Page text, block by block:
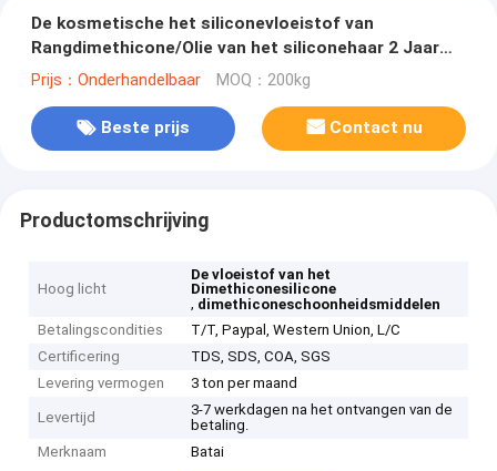
De kosmetische het siliconevloeistof van
Rangdimethicone/Olie van het siliconehaar 2 Jaar
Houdbaarheid
Prijs：Onderhandelbaar MOQ：200kg
Beste prijs Contact nu
Productomschrijving
Hoog licht
De vloeistof van het
Dimethiconesilicone
, dimethiconeschoonheidsmiddelen
Betalingscondities
T/T, Paypal, Western Union, L/C
Certificering
TDS, SDS, COA, SGS
Levering vermogen
3 ton per maand
Levertijd
3-7 werkdagen na het ontvangen van de
betaling.
Merknaam
Batai